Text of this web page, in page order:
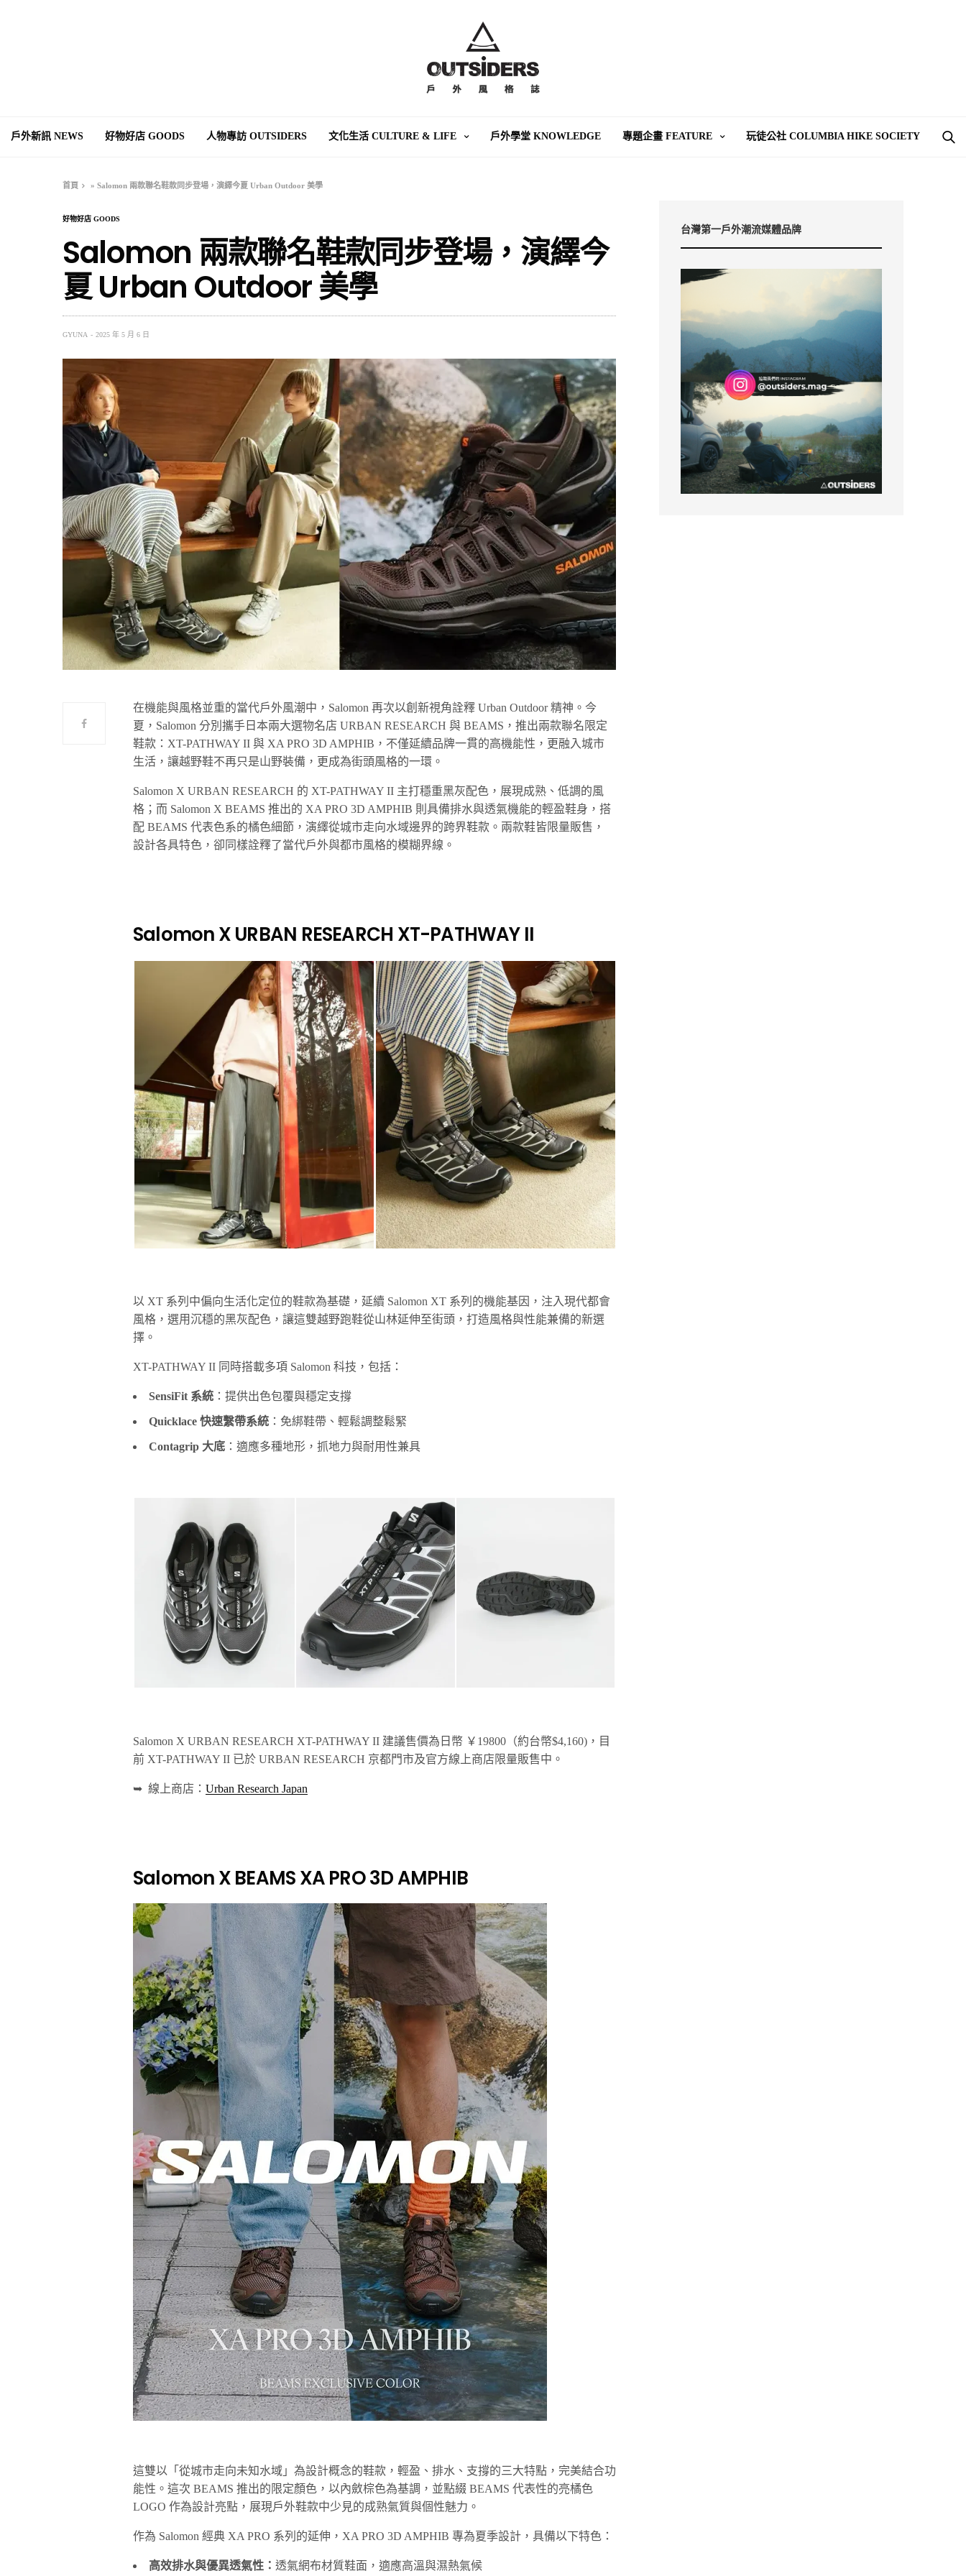
戶外新訊 NEWS 好物好店 GOODS 人物專訪 OUTSIDERS 文化生活 CULTURE & LIFE 戶外學堂 KNOWLEDGE 專題企畫 FEATURE 玩徒公社 COLUMBIA HIKE SOCIETY
首頁 »Salomon 兩款聯名鞋款同步登場，演繹今夏 Urban Outdoor 美學
好物好店 GOODS
Salomon 兩款聯名鞋款同步登場，演繹今
夏 Urban Outdoor 美學
GYUNA 2025 年 5 月 6 日
在機能與風格並重的當代戶外風潮中，Salomon 再次以創新視角詮釋 Urban Outdoor 精神。今
夏，Salomon 分別攜手日本兩大選物名店 URBAN RESEARCH 與 BEAMS，推出兩款聯名限定
鞋款：XT-PATHWAY II 與 XA PRO 3D AMPHIB，不僅延續品牌一貫的高機能性，更融入城市
生活，讓越野鞋不再只是山野裝備，更成為街頭風格的一環。
Salomon X URBAN RESEARCH 的 XT-PATHWAY II 主打穩重黑灰配色，展現成熟、低調的風
格；而 Salomon X BEAMS 推出的 XA PRO 3D AMPHIB 則具備排水與透氣機能的輕盈鞋身，搭
配 BEAMS 代表色系的橘色細節，演繹從城市走向水域邊界的跨界鞋款。兩款鞋皆限量販售，
設計各具特色，卻同樣詮釋了當代戶外與都市風格的模糊界線。
Salomon X URBAN RESEARCH XT-PATHWAY II
以 XT 系列中偏向生活化定位的鞋款為基礎，延續 Salomon XT 系列的機能基因，注入現代都會
風格，選用沉穩的黑灰配色，讓這雙越野跑鞋從山林延伸至街頭，打造風格與性能兼備的新選
擇。
XT-PATHWAY II 同時搭載多項 Salomon 科技，包括：
SensiFit 系統 ：提供出色包覆與穩定支撐
Quicklace 快速繫帶系統 ：免綁鞋帶、輕鬆調整鬆緊
Contagrip 大底 ：適應多種地形，抓地力與耐用性兼具
Salomon X URBAN RESEARCH XT-PATHWAY II 建議售價為日幣 ￥19800（約台幣$4,160)，目
前 XT-PATHWAY II 已於 URBAN RESEARCH 京都門市及官方線上商店限量販售中。
➥ 線上商店：Urban Research Japan
Salomon X BEAMS XA PRO 3D AMPHIB
這雙以「從城市走向未知水域」為設計概念的鞋款，輕盈、排水、支撐的三大特點，完美結合功
能性。這次 BEAMS 推出的限定顏色，以內斂棕色為基調，並點綴 BEAMS 代表性的亮橘色
LOGO 作為設計亮點，展現戶外鞋款中少見的成熟氣質與個性魅力。
作為 Salomon 經典 XA PRO 系列的延伸，XA PRO 3D AMPHIB 專為夏季設計，具備以下特色：
高效排水與優異透氣性： 透氣網布材質鞋面，適應高溫與濕熱氣候
台灣第一戶外潮流媒體品牌